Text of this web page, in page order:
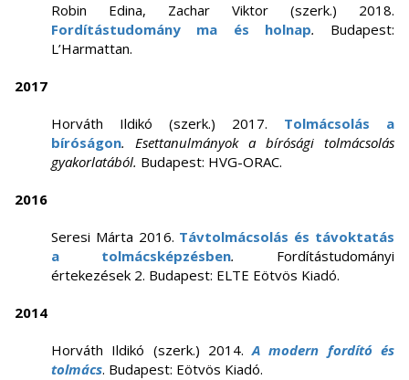
Robin Edina, Zachar Viktor (szerk.) 2018.
Fordítástudomány ma és holnap. Budapest:
L’Harmattan.
2017
Horváth Ildikó (szerk.) 2017. Tolmácsolás a
bíróságon. Esettanulmányok a bírósági tolmácsolás
gyakorlatából. Budapest: HVG-ORAC.
2016
Seresi Márta 2016. Távtolmácsolás és távoktatás
a tolmácsképzésben. Fordítástudományi
értekezések 2. Budapest: ELTE Eötvös Kiadó.
2014
Horváth Ildikó (szerk.) 2014.A modern fordító és
tolmács. Budapest: Eötvös Kiadó.